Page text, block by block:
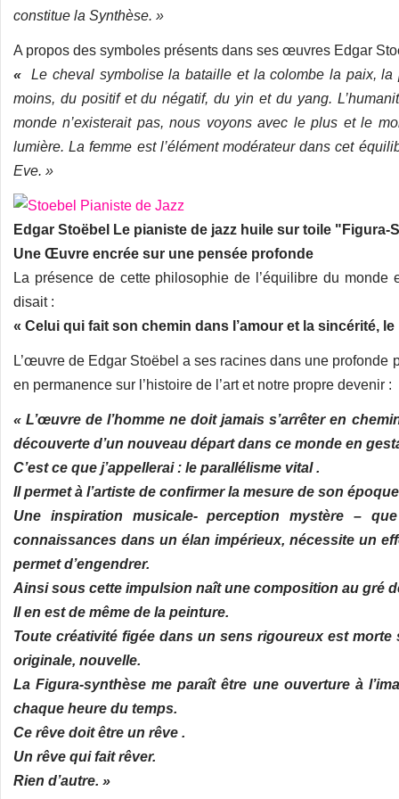
constitue la Synthèse. »
A propos des symboles présents dans ses œuvres Edgar
« Le cheval symbolise la bataille et la colombe la paix,
moins, du positif et du négatif, du yin et du yang.
monde n’existerait pas, nous voyons avec le plus et le
lumière. La femme est l’élément modérateur dans cet
Eve. »
Edgar Stoëbel Le pianiste de jazz huile sur toile "Figura-
Une Œuvre encrée sur une pensée profonde
La présence de cette philosophie de l’équilibre du
disait :
« Celui qui fait son chemin dans l’amour et la sincérité,
L’œuvre de Edgar Stoëbel a ses racines dans une
en permanence sur l’histoire de l’art et notre propre devenir :
« L’œuvre de l’homme ne doit jamais s’arrêter en
découverte d’un nouveau départ dans ce monde en
C’est ce que j’appellerai : le parallélisme vital .
Il permet à l’artiste de confirmer la mesure de son
Une inspiration musicale- perception mystère –
connaissances dans un élan impérieux, nécessite un
permet d’engendrer.
Ainsi sous cette impulsion naît une composition au gré
Il en est de même de la peinture.
Toute créativité figée dans un sens rigoureux est
originale, nouvelle.
La Figura-synthèse me paraît être une ouverture à
chaque heure du temps.
Ce rêve doit être un rêve .
Un rêve qui fait rêver.
Rien d’autre. »